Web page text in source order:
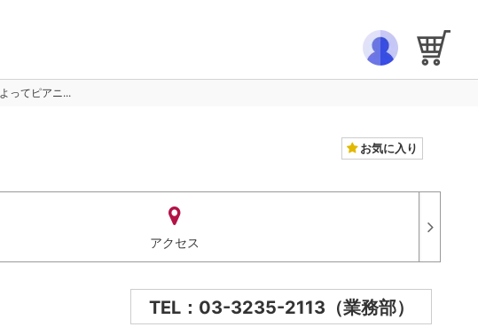
ってピアニ...
お気に入り
アクセス
TEL：03-3235-2113（業務部）